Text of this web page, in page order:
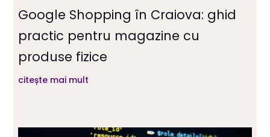
Google Shopping în Craiova: ghid
practic pentru magazine cu
produse fizice
citește mai mult